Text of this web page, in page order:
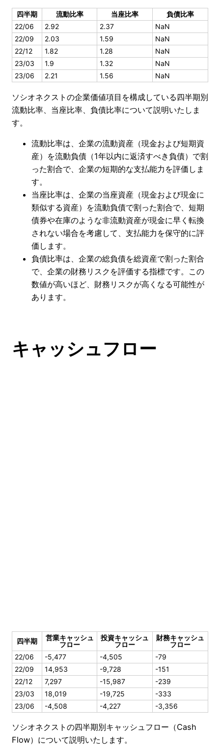
四半期 流動比率 当座比率
負債比率
22/06
2.92 2.37
NaN
22/09
2.03 1.59
NaN
22/12
1.82 1.28
NaN
23/03
1.9 1.32
NaN
23/06
2.21 1.56 NaN
ソシオネクストの企業価値項目を構成している四半期別
流動比率、当座比率、負債比率について説明いたしま
す。
流動比率は、企業の流動資産（現金および短期資
産）を流動負債（1年以内に返済すべき負債）で割
った割合で、企業の短期的な支払能力を評価しま
す。
当座比率は、企業の当座資産（現金および現金に
類似する資産）を流動負債で割った割合で、短期
債券や在庫のような非流動資産が現金に早く転換
されない場合を考慮して、支払能力を保守的に評
価します。
負債比率は、企業の総負債を総資産で割った割合
で、企業の財務リスクを評価する指標です。この
数値が高いほど、財務リスクが高くなる可能性が
あります。
キャッシュフロー
四半期
営業キャッシュ
フロー
投資キャッシュ
フロー
財務キャッシュ
フロー
22/06
-5,477 -4,505
-79
22/09
14,953 -9,728
-151
22/12
7,297 -15,987
-239
23/03
18,019 -19,725
-333
23/06
-4,508 -4,227 -3,356
ソシオネクストの四半期別キャッシュフロー（Cash
Flow）について説明いたします。